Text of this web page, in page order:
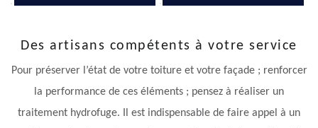
Des artisans compétents à votre service
Pour préserver l’état de votre toiture et votre façade ; renforcer
la performance de ces éléments ; pensez à réaliser un
traitement hydrofuge. Il est indispensable de faire appel à un